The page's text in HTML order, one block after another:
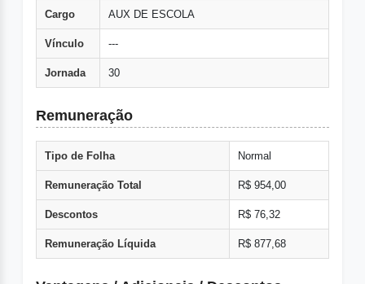
Cargo AUX DE ESCOLA
Vínculo ---
Jornada 30
Remuneração
Tipo de Folha Normal
Remuneração Total R$ 954,00
Descontos R$ 76,32
Remuneração Líquida R$ 877,68